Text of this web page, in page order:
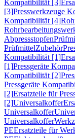
Kompatibilität [3]
[3]Presswerkzeuge
Kompatibilität [4]
Abpressstopfen
PrüfmittelZubehör
Kompatibilität [1]
[1]Pressgeräte
Kompatibilität [2]
Pressgeräte
[2]Ersatzteile für
[2]Universalkoffer
Universalkoffer
Universalkoffer
PEErsatzteile für